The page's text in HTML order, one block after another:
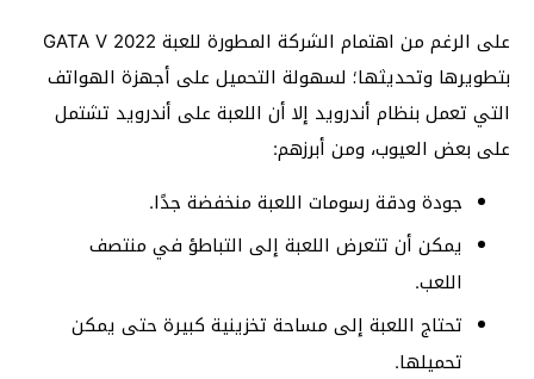
على الرغم من اهتمام الشركة المطورة للعبة GATA V 2022
بتطويرها وتحديثها؛ لسهولة التحميل على أجهزة الهواتف
التي تعمل بنظام أندرويد إلا أن اللعبة على أندرويد تشتمل
على بعض العيوب، ومن أبرزهم:
جودة ودقة رسومات اللعبة منخفضة جدًا.
يمكن أن تتعرض اللعبة إلى التباطؤ في منتصف
اللعب.
تحتاج اللعبة إلى مساحة تخزينية كبيرة حتى يمكن
تحميلها.